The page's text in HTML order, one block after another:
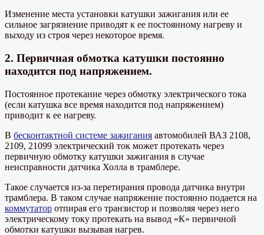
Изменение места установки катушки зажигания или ее
сильное загрязнение приводят к ее постоянному нагреву и
выходу из строя через некоторое время.
2. Первичная обмотка катушки постоянно
находится под напряжением.
Постоянное протекание через обмотку электрического тока
(если катушка все время находится под напряжением)
приводит к ее нагреву.
В бесконтактной системе зажигания автомобилей ВАЗ 2108,
2109, 21099 электрический ток может протекать через
первичную обмотку катушки зажигания в случае
неисправности датчика Холла в трамблере.
Такое случается из-за перетирания провода датчика внутри
трамблера. В таком случае напряжение постоянно подается на
коммутатор отпирая его транзистор и позволяя через него
электрическому току протекать на вывод «К» первичной
обмотки катушки вызывая нагрев.